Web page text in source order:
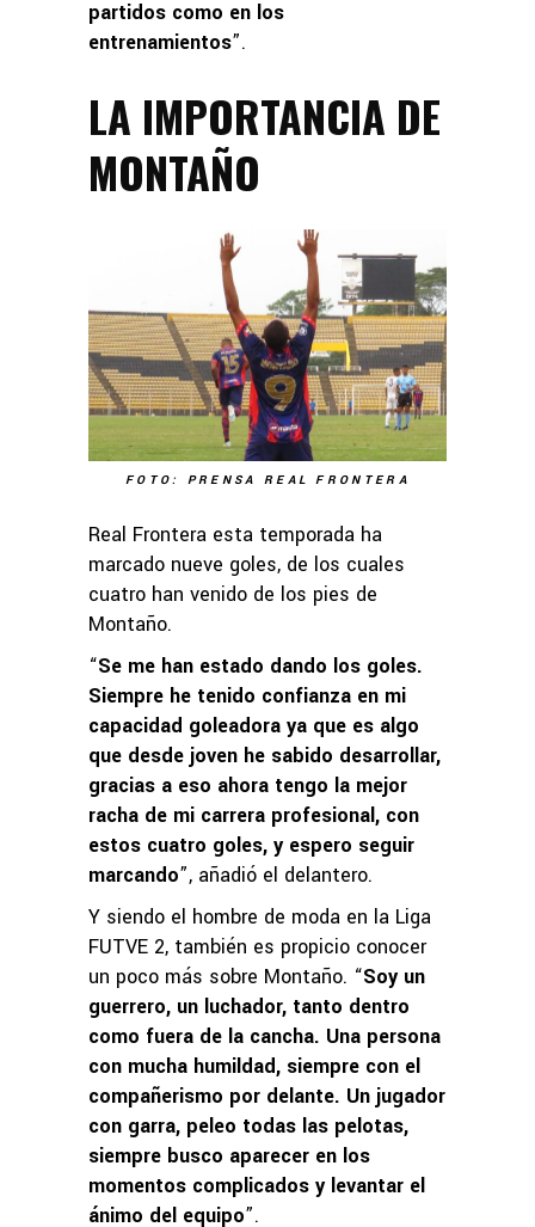
partidos como en los
entrenamientos”.
LA IMPORTANCIA DE
MONTAÑO
FOTO: PRENSA REAL FRONTERA
Real Frontera esta temporada ha
marcado nueve goles, de los cuales
cuatro han venido de los pies de
Montaño.
“Se me han estado dando los goles.
Siempre he tenido confianza en mi
capacidad goleadora ya que es algo
que desde joven he sabido desarrollar,
gracias a eso ahora tengo la mejor
racha de mi carrera profesional, con
estos cuatro goles, y espero seguir
marcando”, añadió el delantero.
Y siendo el hombre de moda en la Liga
FUTVE 2, también es propicio conocer
un poco más sobre Montaño. “Soy un
guerrero, un luchador, tanto dentro
como fuera de la cancha. Una persona
con mucha humildad, siempre con el
compañerismo por delante. Un jugador
con garra, peleo todas las pelotas,
siempre busco aparecer en los
momentos complicados y levantar el
ánimo del equipo”.